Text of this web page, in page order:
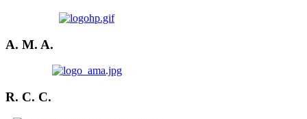
A. M. A.
R. C. C.